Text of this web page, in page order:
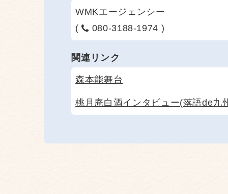
WMKエージェンシー
(
080-3188-1974 )
関連リンク
森本能舞台
桃月庵白酒インタビュー(落語de九